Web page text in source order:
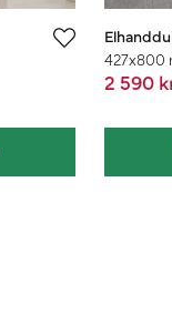
427x800
2 590